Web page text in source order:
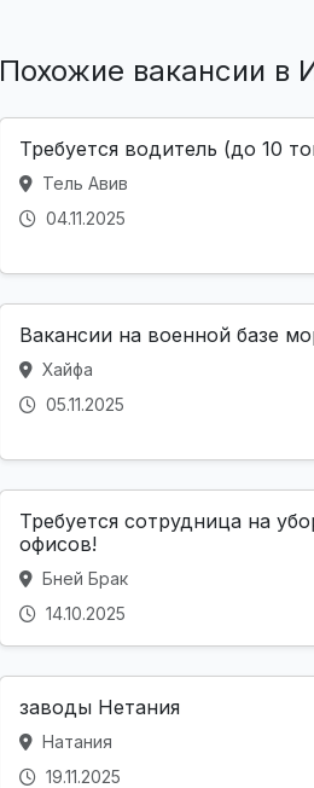
Похожие вакансии в
Требуется водитель (до 10
Тель Авив
04.11.2025
Вакансии на военной базе
Хайфа
05.11.2025
Требуется сотрудница на
офисов!
Бней Брак
14.10.2025
заводы Нетания
Натания
19.11.2025